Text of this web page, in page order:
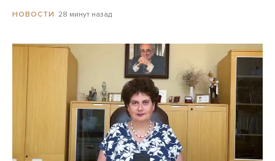
НОВОСТИ 28 минут назад